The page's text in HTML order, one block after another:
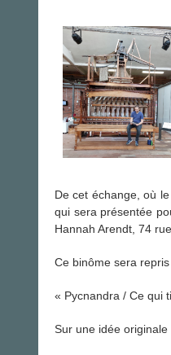
De cet échange, où
qui sera présentée
Hannah Arendt, 74
Ce binôme sera repris
« Pycnandra / Ce qui
Sur une idée